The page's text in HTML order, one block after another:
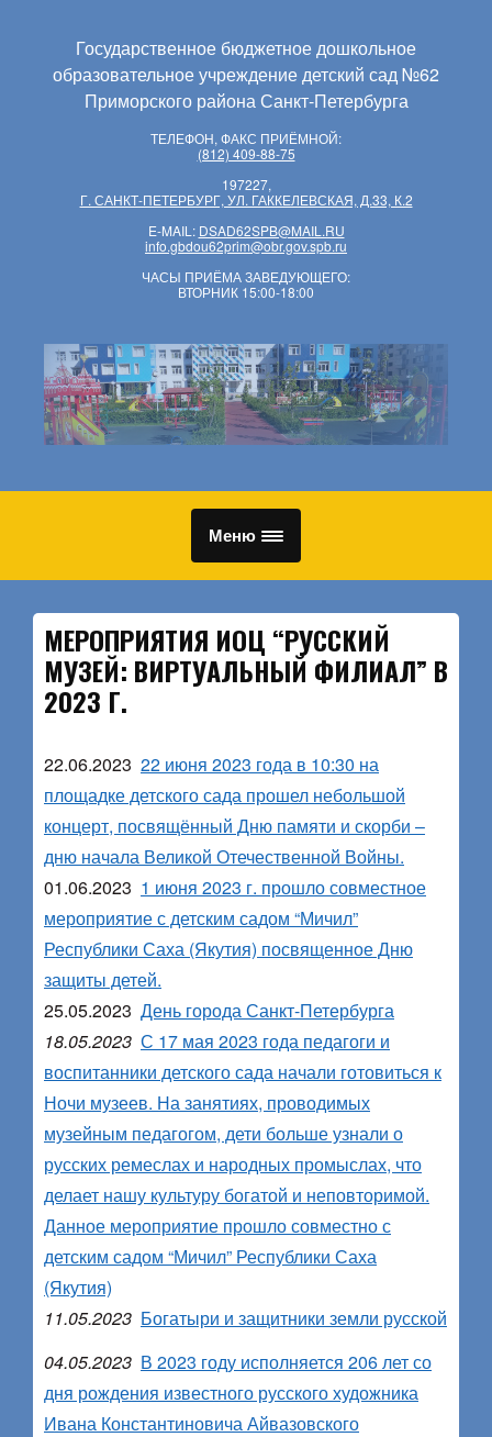
Государственное бюджетное дошкольное
образовательное учреждение детский сад №62
Приморского района Санкт-Петербурга
ТЕЛЕФОН, ФАКС ПРИЁМНОЙ:
(812) 409-88-75
197227,
Г. САНКТ-ПЕТЕРБУРГ, УЛ. ГАККЕЛЕВСКАЯ, Д.33, К.2
E-MAIL: DSAD62SPB@MAIL.RU
info.gbdou62prim@obr.gov.spb.ru
ЧАСЫ ПРИЁМА ЗАВЕДУЮЩЕГО:
ВТОРНИК 15:00-18:00
Меню
МЕРОПРИЯТИЯ ИОЦ “РУССКИЙ
МУЗЕЙ: ВИРТУАЛЬНЫЙ ФИЛИАЛ” В
2023 Г.
22.06.2023 22 июня 2023 года в 10:30 на
площадке детского сада прошел небольшой
концерт, посвящённый Дню памяти и скорби –
дню начала Великой Отечественной Войны.
01.06.2023 1 июня 2023 г. прошло совместное
мероприятие с детским садом “Мичил”
Республики Саха (Якутия) посвященное Дню
защиты детей.
25.05.2023 День города Санкт-Петербурга
18.05.2023 С 17 мая 2023 года педагоги и
воспитанники детского сада начали готовиться к
Ночи музеев. На занятиях, проводимых
музейным педагогом, дети больше узнали о
русских ремеслах и народных промыслах, что
делает нашу культуру богатой и неповторимой.
Данное мероприятие прошло совместно с
детским садом “Мичил” Республики Саха
(Якутия)
11.05.2023 Богатыри и защитники земли русской
04.05.2023 В 2023 году исполняется 206 лет со
дня рождения известного русского художника
Ивана Константиновича Айвазовского